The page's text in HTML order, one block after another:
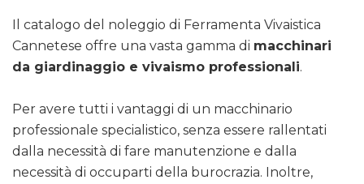
Il catalogo del noleggio di Ferramenta Vivaistica
Cannetese offre una vasta gamma di macchinari
da giardinaggio e vivaismo professionali.
Per avere tutti i vantaggi di un macchinario
professionale specialistico, senza essere rallentati
dalla necessità di fare manutenzione e dalla
necessità di occuparti della burocrazia. Inoltre,